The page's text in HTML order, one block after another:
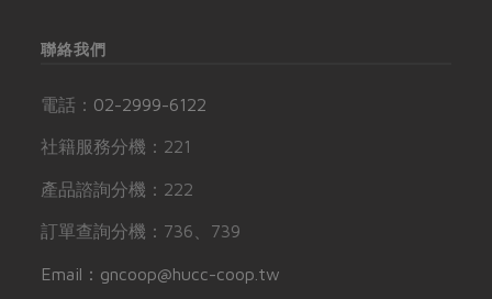
聯絡我們
電話： 02-2999-6122
社籍服務分機：221
產品諮詢分機：222
訂單查詢分機：736、739
Email：gncoop@hucc-coop.tw